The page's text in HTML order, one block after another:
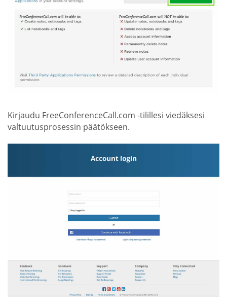
Kirjaudu FreeConferenceCall.com -tilillesi viedäksesi
valtuutusprosessin päätökseen.